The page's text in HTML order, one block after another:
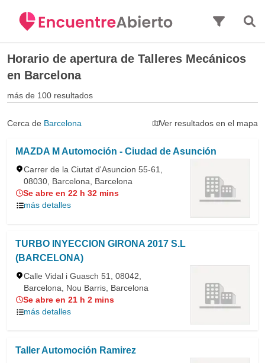
Horario de apertura de Talleres Mecánicos
en Barcelona
más de 100 resultados
Cerca de Barcelona Ver resultados en el mapa
MAZDA M Automoción - Ciudad de Asunción
Carrer de la Ciutat d'Asuncion 55-61,
08030, Barcelona, Barcelona
Se abre en 22 h 32 mins
más detalles
TURBO INYECCION GIRONA 2017 S.L
(BARCELONA)
Calle Vidal i Guasch 51, 08042,
Barcelona, Nou Barris, Barcelona
Se abre en 21 h 2 mins
más detalles
Taller Automoción Ramirez